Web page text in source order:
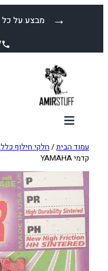
מבצע על כל →
עמוד הבית/ חלקי חילוף
קדמי YAMAHA